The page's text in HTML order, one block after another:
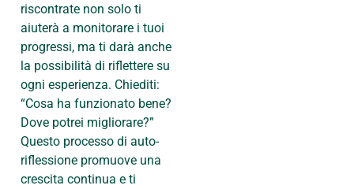
riscontrate non solo ti
aiuterà a monitorare i tuoi
progressi, ma ti darà anche
la possibilità di riflettere su
ogni esperienza. Chiediti:
“Cosa ha funzionato bene?
Dove potrei migliorare?”
Questo processo di auto-
riflessione promuove una
crescita continua e ti